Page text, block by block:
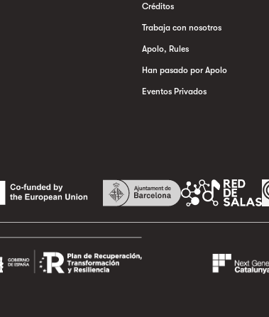
Créditos
Trabaja con nosotros
Apolo, Rules
Han pasado por Apolo
Eventos Privados